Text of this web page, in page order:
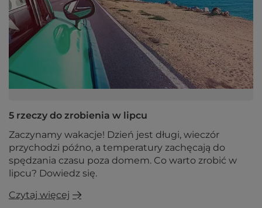
5 rzeczy do zrobienia w lipcu
Zaczynamy wakacje! Dzień jest długi, wieczór
przychodzi późno, a temperatury zachęcają do
spędzania czasu poza domem. Co warto zrobić w
lipcu? Dowiedz się.
Czytaj więcej